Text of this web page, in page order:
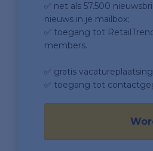
✅ net als 57.500
nieuws in je mailbox;
✅ toegang tot
members.
✅ gratis
✅ toegang tot